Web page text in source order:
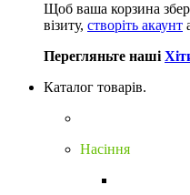
Щоб ваша корзина
візиту, створіть акаунт
Перегляньте наші
Каталог товарів.
Насіння